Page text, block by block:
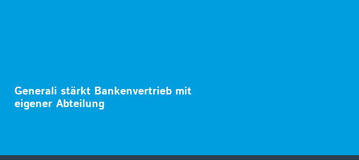
Generali stärkt Bankenvertrieb mit
eigener Abteilung